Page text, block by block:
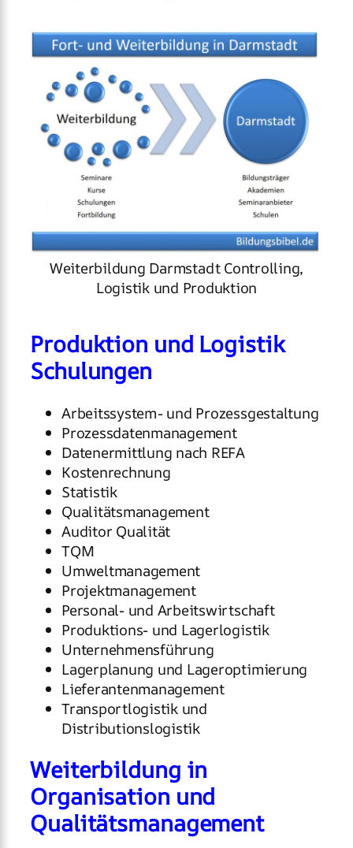
Weiterbildung Darmstadt Controlling,
Logistik und Produktion
Produktion und Logistik
Schulungen
Arbeitssystem- und Prozessgestaltung
Prozessdatenmanagement
Datenermittlung nach REFA
Kostenrechnung
Statistik
Qualitätsmanagement
Auditor Qualität
TQM
Umweltmanagement
Projektmanagement
Personal- und Arbeitswirtschaft
Produktions- und Lagerlogistik
Unternehmensführung
Lagerplanung und Lageroptimierung
Lieferantenmanagement
Transportlogistik und
Distributionslogistik
Weiterbildung in
Organisation und
Qualitätsmanagement